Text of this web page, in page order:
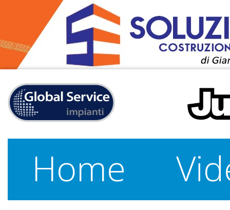
Home